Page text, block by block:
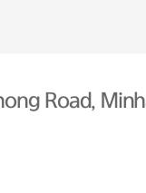
Road,